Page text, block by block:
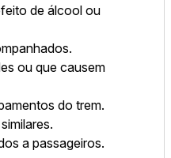
de álcool ou
ou que causem
do trem.
a passageiros.